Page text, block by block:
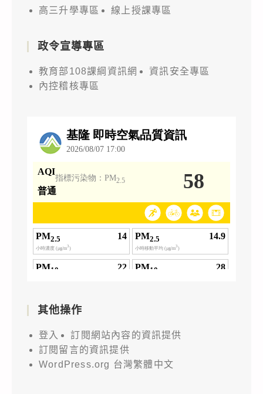
高三升學專區
線上授課專區
政令宣導專區
教育部108課綱資訊網
資訊安全專區
內控稽核專區
其他操作
登入
訂閱網站內容的資訊提供
訂閱留言的資訊提供
WordPress.org 台灣繁體中文